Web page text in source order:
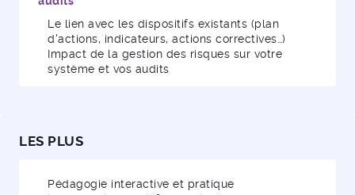
Le lien avec les dispositifs existants (plan
d'actions, indicateurs, actions correctives…)
Impact de la gestion des risques sur votre
système et vos audits
LES PLUS
Pédagogie interactive et pratique